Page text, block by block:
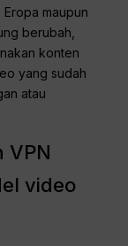
maupun
berubah,
konten
yang sudah
atau
VPN
video